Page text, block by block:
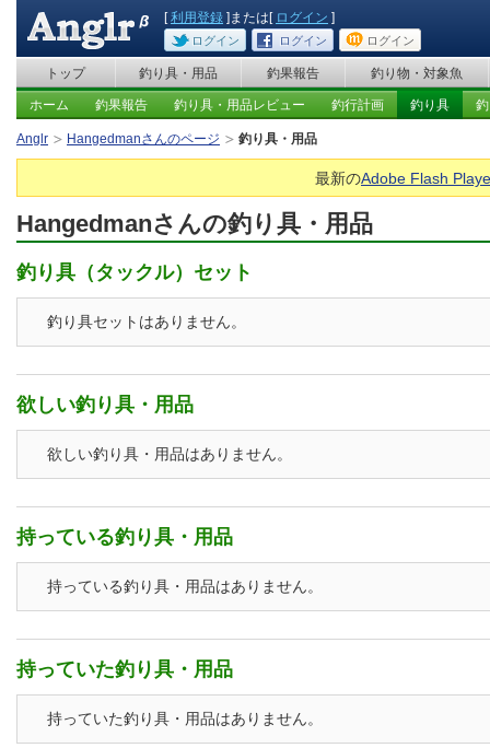
[利用登録 ]または[ ログイン ]
ログイン ログイン ログイン
トップ 釣り具・用品 釣果報告 釣り物・対象魚
ホーム 釣果報告 釣り具・用品レビュー 釣行計画 釣り具
Anglr Hangedmanさんのページ 釣り具・用品
最新のAdobe Flash
Hangedmanさんの釣り具・用品
釣り具（タックル）セット
釣り具セットはありません。
欲しい釣り具・用品
欲しい釣り具・用品はありません。
持っている釣り具・用品
持っている釣り具・用品はありません。
持っていた釣り具・用品
持っていた釣り具・用品はありません。